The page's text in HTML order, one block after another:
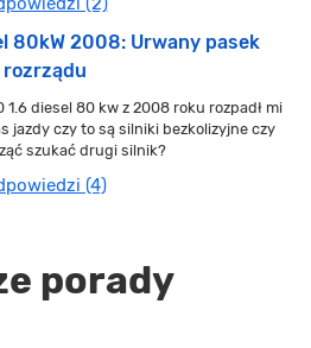
80kW 2008: Urwany pasek
rozrządu
diesel 80 kw z 2008 roku rozpadł mi
jazdy czy to są silniki bezkolizyjne czy
szukać drugi silnik?
(4)
porady